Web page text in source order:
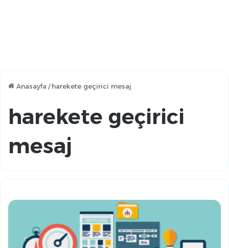
Anasayfa / harekete geçirici mesaj
harekete geçirici
mesaj